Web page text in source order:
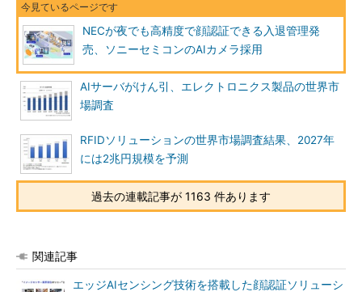
NECが夜でも高精度で顔認証できる入退管理発
売、ソニーセミコンのAIカメラ採用
AIサーバがけん引、エレクトロニクス製品の世界市
場調査
RFIDソリューションの世界市場調査結果、2027年
には2兆円規模を予測
過去の連載記事が 1163 件あります
関連記事
エッジAIセンシング技術を搭載した顔認証ソリューシ